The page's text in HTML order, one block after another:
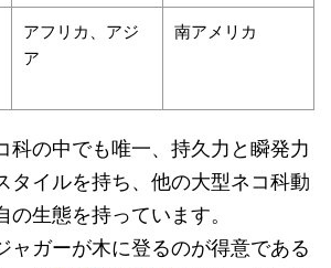
アフリカ、アジ
ア
南アメリカ
科の中でも唯一、持久力と瞬発力
タイルを持ち、他の大型ネコ科動
生態を持っています。
ャガーが木に登るのが得意である